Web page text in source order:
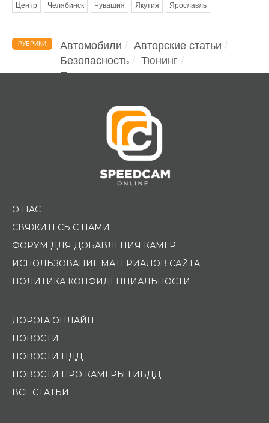
Центр Челябинск Чувашия Якутия Ярославль
РУБРИКИ Автомобили
Авторские статьи
Безопасность
Тюнинг
Помощь водителю
О НАС
СВЯЖИТЕСЬ С НАМИ
ФОРУМ ДЛЯ ДОБАВЛЕНИЯ КАМЕР
ИСПОЛЬЗОВАНИЕ МАТЕРИАЛОВ САЙТА
ПОЛИТИКА КОНФИДЕНЦИАЛЬНОСТИ
ДОРОГА ОНЛАЙН
НОВОСТИ
НОВОСТИ ПДД
НОВОСТИ ПРО КАМЕРЫ ГИБДД
ВСЕ СТАТЬИ